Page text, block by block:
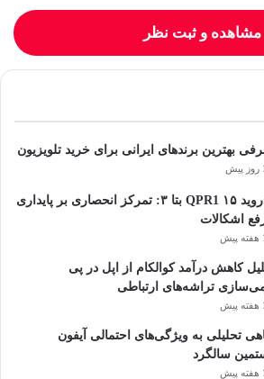
مشاهده و ثبت نظر
بهترین برندهای ایرانی برای خرید تلویزیون
اندروید ۱۵ QPR1 بتا ۳: تمرکز انحصاری بر پایداری
اشکالات
کاهش درآمد کوالکام از اپل در پی
تراشه‌های ارتباطی
تحلیلی به ویژگی‌های احتمالی آیفون
سالگرد